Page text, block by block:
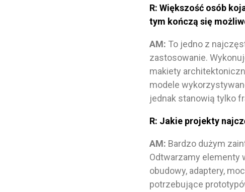
R: Większość osób
tym kończą się
AM: To jedno z
zastosowanie.
makiety
modele
jednak stanowią tylko
R: Jakie projekty
AM: Bardzo dużym
Odtwarzamy elementy
obudowy, adaptery,
potrzebujące